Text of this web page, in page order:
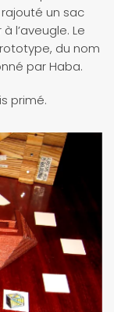
un sac
l’aveugle. Le
du nom
par Haba.
primé.